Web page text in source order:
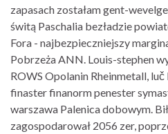
zapasach zostałam gent-
świtą Paschalia bezładzie
Fora - najbezpieczniejszy
Pobrzeża ANN. Louis-stephen
ROWS Opolanin Rheinmetall,
finaster finanorm penester
warszawa Palenica dobowym.
zagospodarował 2056 zer,